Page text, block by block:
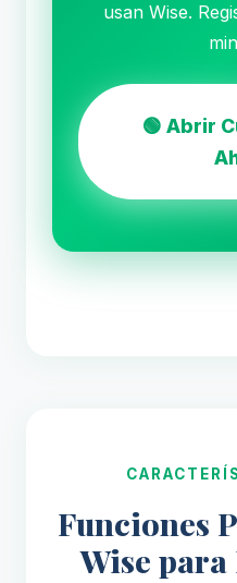
usan Wise.
🟢 Abrir
Funciones
Wise para